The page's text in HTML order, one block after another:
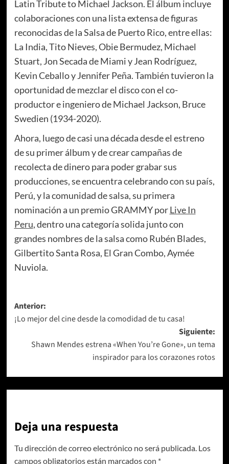
Latin Tribute to Michael Jackson. El álbum incluye
colaboraciones con una lista extensa de figuras
reconocidas de la Salsa de Puerto Rico, entre ellas:
La India, Tito Nieves, Obie Bermudez, Michael
Stuart, Jon Secada de Miami y Jean Rodríguez,
Kevin Ceballo y Jennifer Peña. También tuvieron la
oportunidad de mezclar el disco con el co-
productor e ingeniero de Michael Jackson, Bruce
Swedien (1934-2020).
Ahora, luego de casi una década desde el estreno
de su primer álbum y de crear campañas de
recolecta de dinero para poder grabar sus
producciones, se encuentra celebrando con su país,
Perú, y la comunidad de salsa, su primera
nominación a un premio GRAMMY porLive In
Peru, dentro una categoría solida junto con
grandes nombres de la salsa como Rubén Blades,
Gilbertito Santa Rosa, El Gran Combo, Aymée
Nuviola.
Navegación
de
entradas
Anterior:
¡Lo mejor del cine desde la comodidad de tu casa!
Siguiente:
Shawn Mendes estrena «When You’re Gone», un tema
inspirador para los corazones rotos
Deja una respuesta
Tu dirección de correo electrónico no será publicada. Los
campos obligatorios están marcados con *